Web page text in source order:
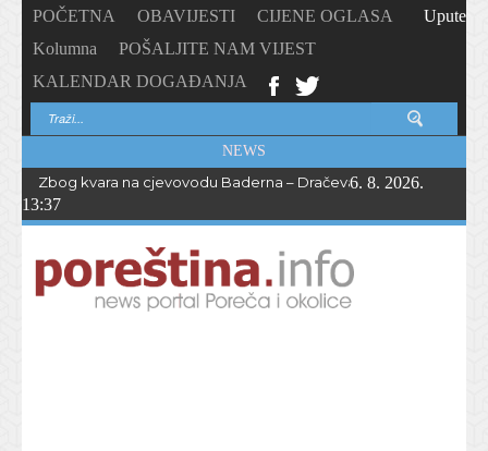
POČETNA OBAVIJESTI
CIJENE OGLASA
Kolumna
POŠALJITE NAM VIJEST
KALENDAR DOGAĐANJA
Upute
NEWS
Zbog kvara na cjevovodu Baderna – Dračevac bez vode do
6. 8. 2026.
13:37